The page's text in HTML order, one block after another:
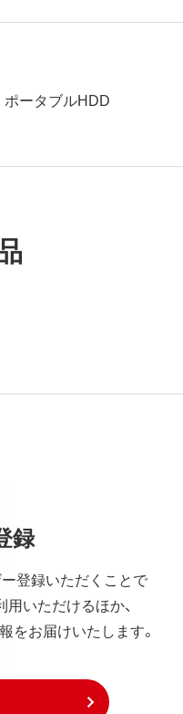
ポータブルHDD
録
登録いただくことで
いただけるほか、
をお届けいたします。